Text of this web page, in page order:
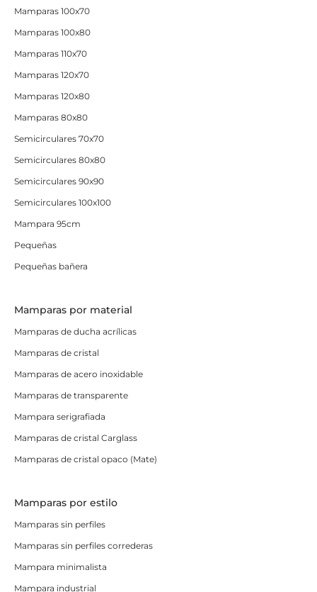
Mamparas 100x70
Mamparas 100x80
Mamparas 110x70
Mamparas 120x70
Mamparas 120x80
Mamparas 80x80
Semicirculares 70x70
Semicirculares 80x80
Semicirculares 90x90
Semicirculares 100x100
Mampara 95cm
Pequeñas
Pequeñas bañera
Mamparas por material
Mamparas de ducha acrílicas
Mamparas de cristal
Mamparas de acero inoxidable
Mamparas de transparente
Mampara serigrafiada
Mamparas de cristal Carglass
Mamparas de cristal opaco (Mate)
Mamparas por estilo
Mamparas sin perfiles
Mamparas sin perfiles correderas
Mampara minimalista
Mampara industrial